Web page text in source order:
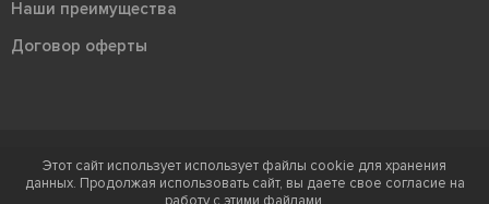
Наши преимущества
Договор оферты
Терра - территория керамики 2026
Ⓒ Правообладателем товарного знака "Терра" является ООО "Атлас-
Этот сайт использует использует файлы cookie для хранения
данных. Продолжая использовать сайт, вы даете свое согласие на